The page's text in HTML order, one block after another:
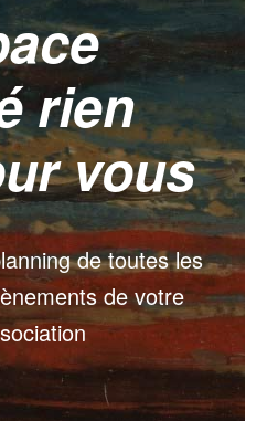
rien
vous
de toutes les
de votre